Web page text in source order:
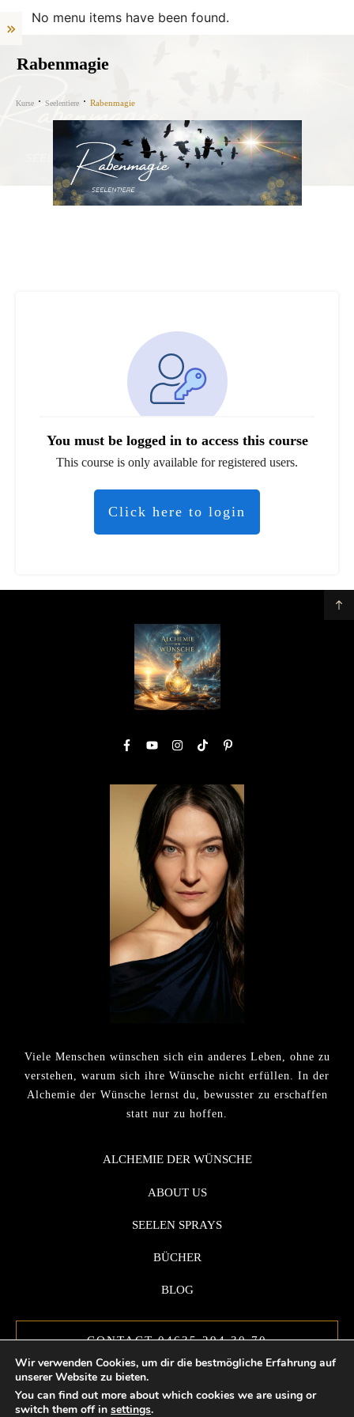
No menu items have been found.
Rabenmagie
Kurse Seelentiere Rabenmagie
You must be logged in to access this course
This course is only available for registered users.
Click here to login
Viele Menschen wünschen sich ein anderes Leben, ohne zu
verstehen, warum sich ihre Wünsche nicht erfüllen. In der
Alchemie der Wünsche lernst du, bewusster zu erschaffen
statt nur zu hoffen.
ALCHEMIE DER WÜNSCHE
ABOUT US
SEELEN SPRAYS
BÜCHER
BLOG
CONTACT 04635 294 30 70
Wir verwenden Cookies, um dir die bestmögliche Erfahrung auf
unserer Website zu bieten.
You can find out more about which cookies we are using or
switch them off in settings.